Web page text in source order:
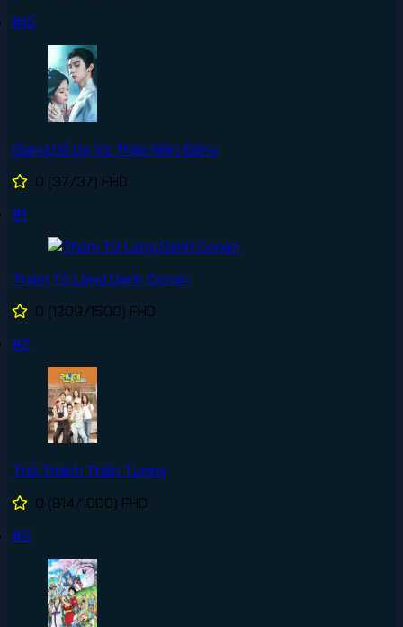
#10
Giang Hồ Dạ Vũ Thập Niên Đăng
0 (37/37) FHD
#1
Thám Tử Lừng Danh Conan
0 (1209/1500) FHD
#2
Thử Thách Thần Tượng
0 (814/1000) FHD
#3